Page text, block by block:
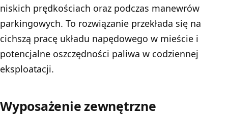
niskich prędkościach oraz podczas manewrów
parkingowych. To rozwiązanie przekłada się na
cichszą pracę układu napędowego w mieście i
potencjalne oszczędności paliwa w codziennej
eksploatacji.
Wyposażenie zewnętrzne